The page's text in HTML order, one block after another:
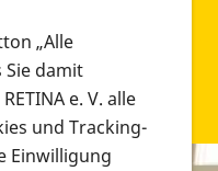
„Alle
Sie damit
e. V. alle
und Tracking-
Einwilligung